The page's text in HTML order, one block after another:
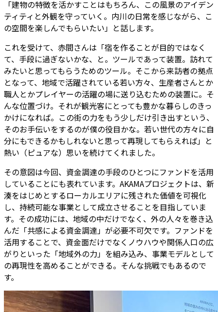
「建物の特徴を活かすことはもちろん、この風景のアイデン
ティティと外観を守っていく。内川の日常を感じながら、こ
の空間を楽しんでもらいたい」と話します。
これを受けて、赤間さんは「宿を作ることが目的ではなく
て、手段に過ぎないかな、と。ツールであって装置。訪れて
みたいと思ってもらうためのツール。そこから来訪者の拠点
となって、地域で活躍されている若い方々、生産者さんとか
職人とかプレイヤーの活躍の場に送り込むための装置に。そ
んな位置づけ。それが観光客にとっても豊かな暮らしのきっ
かけになれば。この街の力をもう少しだけ引き出すという、
そのお手伝いをするのが僕の役目かな。若い世代の方々に自
分にもできるかもしれないと思って再現してもらえれば」と
熱い（ピュアな）思いを続けてくれました。
その意図は今回、資金調達の手段のひとつにファンドを活用
していることにも表れています。AKAMAプロジェクトは、新
湊をはじめとするローカルエリアに残された価値を可視化
し、持続可能な事業として成立させることを目指していま
す。その成功には、地域の中だけでなく、外の人々を巻き込
んだ「共感による資金調達」が必要不可欠です。ファンドを
活用することで、資金面だけでなくノウハウや関係人口の広
がりといった「地域外の力」を組み込み、事業モデルとして
の再現性を高めることができる。そんな挑戦でもあるので
す。